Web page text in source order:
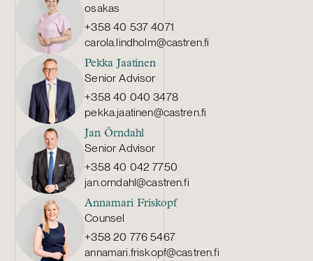
osakas
+358 40 537 4071
carola.lindholm@castren.fi
Pekka Jaatinen
Senior Advisor
+358 40 040 3478
pekka.jaatinen@castren.fi
Jan Örndahl
Senior Advisor
+358 40 042 7750
jan.orndahl@castren.fi
Annamari Friskopf
Counsel
+358 20 776 5467
annamari.friskopf@castren.fi